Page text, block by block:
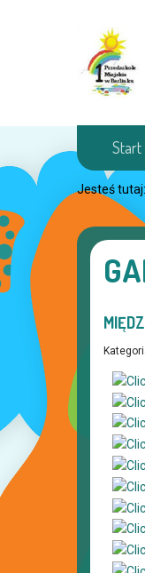
Start
Jesteś tutaj: